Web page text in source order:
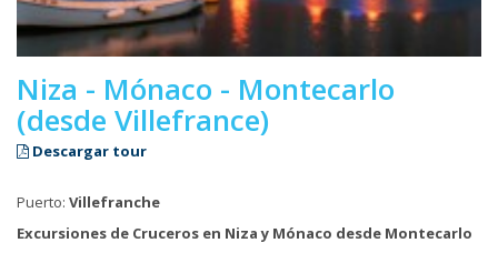
Niza - Mónaco - Montecarlo
(desde Villefrance)
Descargar tour
Puerto: Villefranche
Excursiones de Cruceros en Niza y Mónaco desde Montecarlo